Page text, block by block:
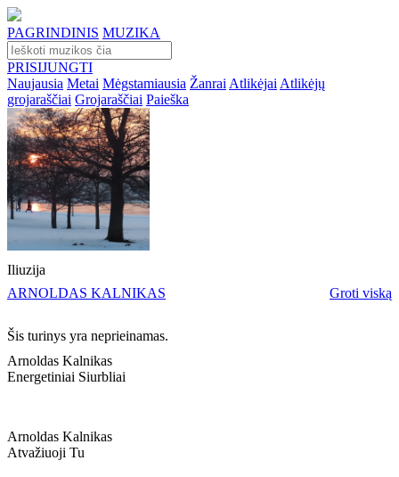
PAGRINDINIS MUZIKA
PRISIJUNGTI
Naujausia Metai Mėgstamiausia Žanrai Atlikėjai Atlikėjų
grojaraščiai Grojaraščiai Paieška
Iliuzija
ARNOLDAS KALNIKAS
Groti viską
Šis turinys yra neprieinamas.
Arnoldas Kalnikas
Energetiniai Siurbliai
Arnoldas Kalnikas
Atvažiuoji Tu